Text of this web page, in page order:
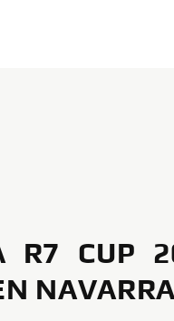
R7 CUP
NAVARRA